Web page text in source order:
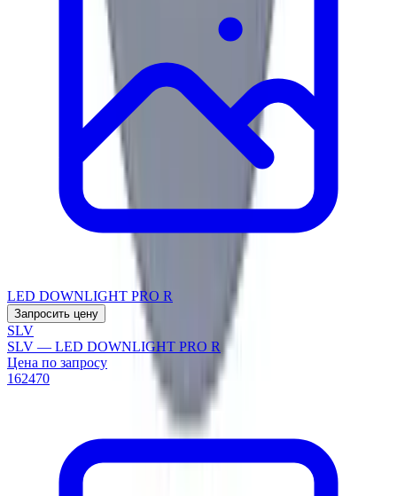
LED DOWNLIGHT PRO R
Запросить цену
SLV
SLV — LED DOWNLIGHT PRO R
Цена по запросу
162470